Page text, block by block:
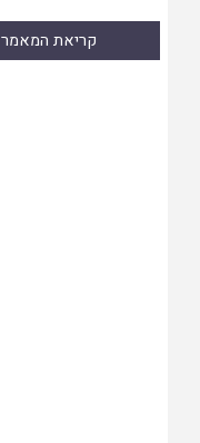
קריאת המאמר